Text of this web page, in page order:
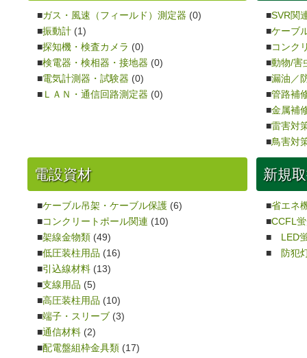
ガス・風速（フィールド）測定器 (0)
振動計 (1)
探知機・検査カメラ (0)
検電器・検相器・接地器 (0)
電気計測器・試験器 (0)
ＬＡＮ・通信回路測定器 (0)
SVR関
ケーブ
コンク
動物/害
漏油／
管路補
金属補
雷害対
鳥害対
電設資材
ケーブル吊架・ケーブル保護 (6)
コンクリートポール関連 (10)
架線金物類 (49)
低圧装柱用品 (16)
引込線材料 (13)
支線用品 (5)
高圧装柱用品 (10)
端子・スリーブ (3)
通信材料 (2)
配電盤組枠金具類 (17)
新規
省エネ
CCFL
LED
防犯